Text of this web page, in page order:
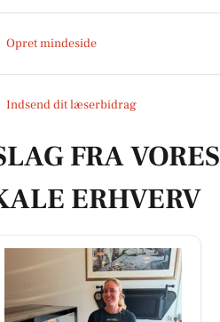
Opret mindeside
Indsend dit læserbidrag
FRA VORES
ERHVERV